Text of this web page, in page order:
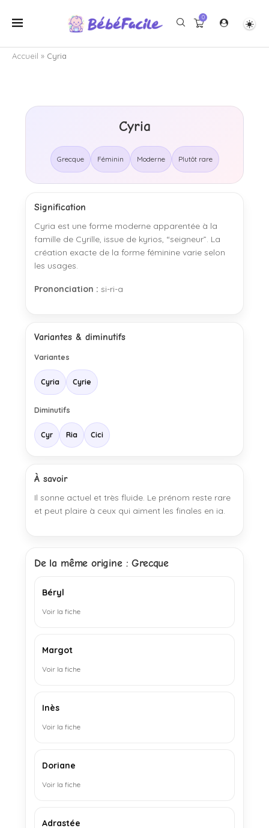
0
Accueil » Cyria
Cyria
Grecque Féminin Moderne Plutôt rare
Signification
Cyria est une forme moderne apparentée à la
famille de Cyrille, issue de kyrios, “seigneur”. La
création exacte de la forme féminine varie selon
les usages.
Prononciation : si-ri-a
Variantes & diminutifs
Variantes
Cyria Cyrie
Diminutifs
Cyr Ria Cici
À savoir
Il sonne actuel et très fluide. Le prénom reste rare
et peut plaire à ceux qui aiment les finales en ia.
De la même origine : Grecque
Béryl
Voir la fiche
Margot
Voir la fiche
Inès
Voir la fiche
Doriane
Voir la fiche
Adrastée